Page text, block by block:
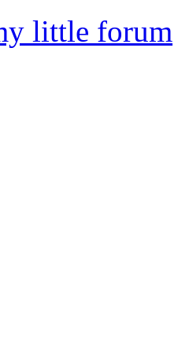
little forum